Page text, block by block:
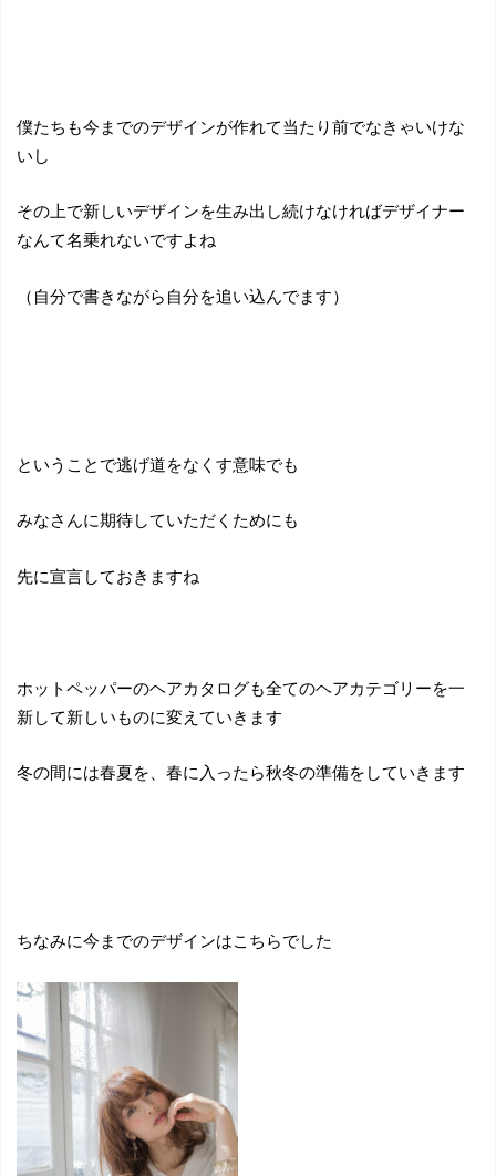
僕たちも今までのデザインが作れて当たり前でなきゃいけな
いし
その上で新しいデザインを生み出し続けなければデザイナー
なんて名乗れないですよね
（自分で書きながら自分を追い込んでます）
ということで逃げ道をなくす意味でも
みなさんに期待していただくためにも
先に宣言しておきますね
ホットペッパーのヘアカタログも全てのヘアカテゴリーを一
新して新しいものに変えていきます
冬の間には春夏を、春に入ったら秋冬の準備をしていきます
ちなみに今までのデザインはこちらでした